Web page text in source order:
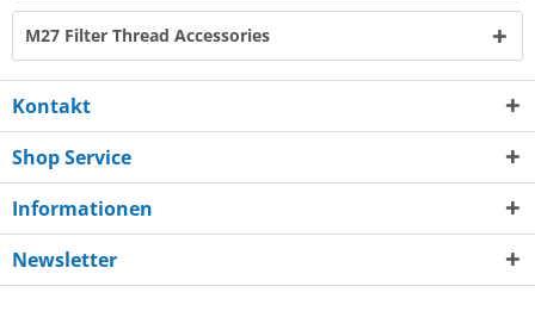
M27 Filter Thread Accessories
Kontakt
Shop Service
Informationen
Newsletter